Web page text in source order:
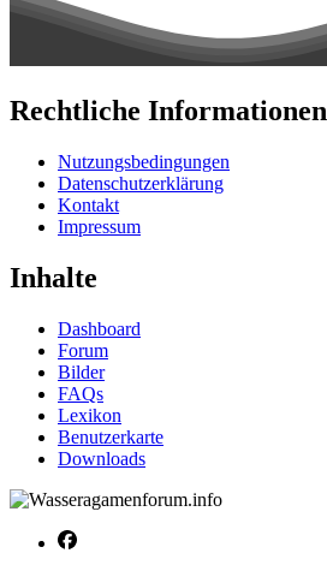
Rechtliche Informationen
Nutzungsbedingungen
Datenschutzerklärung
Kontakt
Impressum
Inhalte
Dashboard
Forum
Bilder
FAQs
Lexikon
Benutzerkarte
Downloads